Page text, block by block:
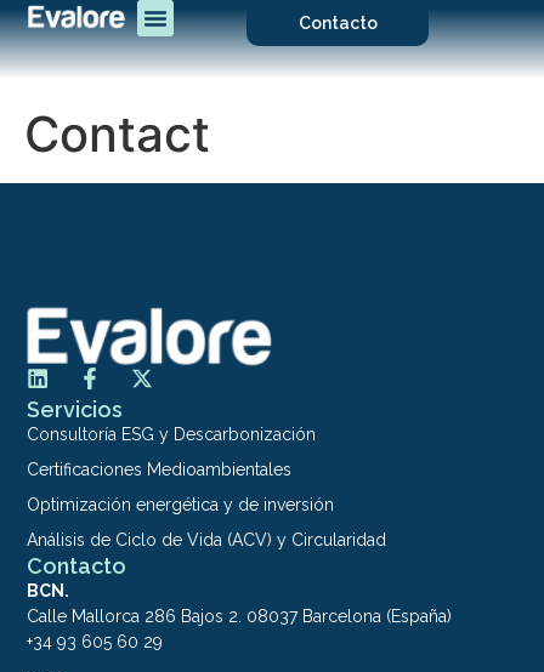
Contacto
Contact
Servicios
Consultoría ESG y Descarbonización
Certificaciones Medioambientales
Optimización energética y de inversión
Análisis de Ciclo de Vida (ACV) y Circularidad
Contacto
BCN.
Calle Mallorca 286 Bajos 2. 08037 Barcelona (España)
+34 93 605 60 29